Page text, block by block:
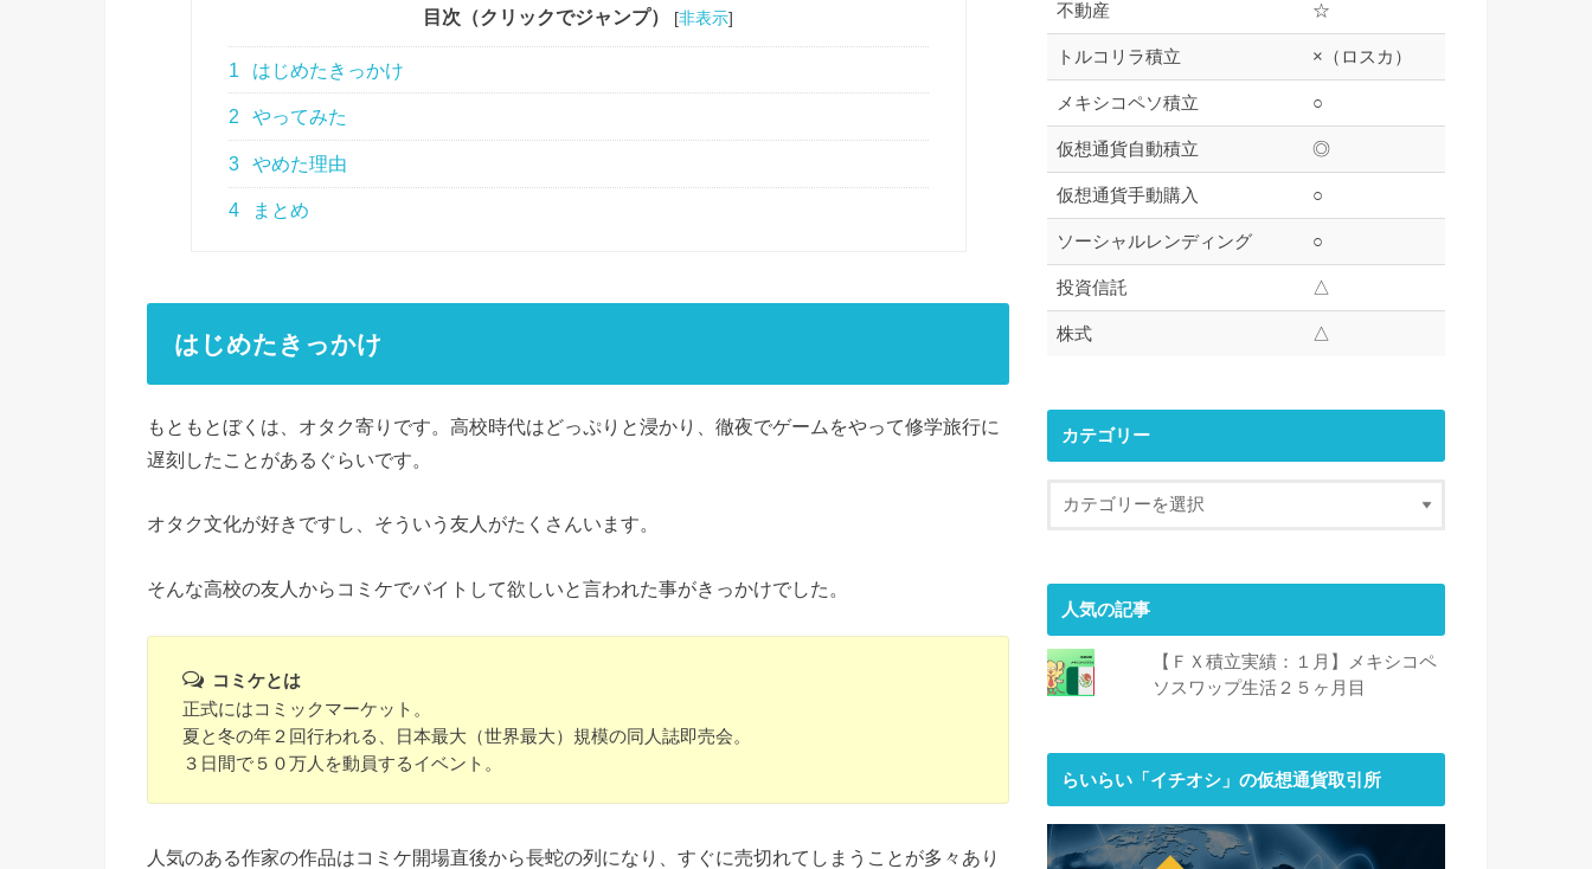
目次（クリックでジャンプ） [非表示]
1 はじめたきっかけ
2 やってみた
3 やめた理由
4 まとめ
はじめたきっかけ
もともとぼくは、オタク寄りです。高校時代はどっぷりと浸かり、徹夜でゲームをやって修学旅行に
遅刻したことがあるぐらいです。
オタク文化が好きですし、そういう友人がたくさんいます。
そんな高校の友人からコミケでバイトして欲しいと言われた事がきっかけでした。
コミケとは
正式にはコミックマーケット。
夏と冬の年２回行われる、日本最大（世界最大）規模の同人誌即売会。
３日間で５０万人を動員するイベント。
人気のある作家の作品はコミケ開場直後から長蛇の列になり、すぐに売切れてしまうことが多々あり
不動産 ☆
トルコリラ積立 ×（ロスカ）
メキシコペソ積立 ○
仮想通貨自動積立 ◎
仮想通貨手動購入 ○
ソーシャルレンディング ○
投資信託 △
株式 △
カテゴリー
人気の記事
【ＦＸ積立実績：１月】メキシコペ
ソスワップ生活２５ヶ月目
らいらい「イチオシ」の仮想通貨取引所